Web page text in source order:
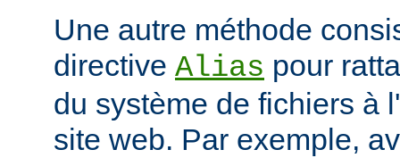
Une autre méthode
directive Alias pour
du système de fichiers à
site web. Par exemple,